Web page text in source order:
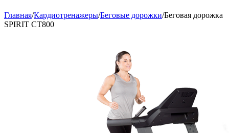
Главная/Кардиотренажеры/Беговые дорожки/Беговая дорожка
SPIRIT CT800